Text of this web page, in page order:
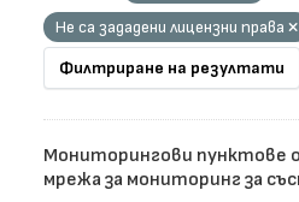
Не са зададени лицензни права
Филтриране на резултати
Мониторингови пунктове
мрежа за мониторинг за